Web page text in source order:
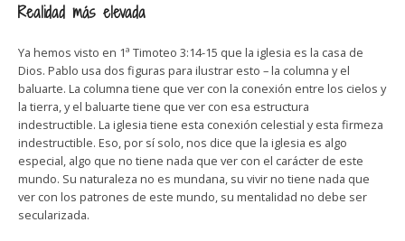
Realidad más elevada
Ya hemos visto en 1ª Timoteo 3:14-15 que la iglesia es la casa de
Dios. Pablo usa dos figuras para ilustrar esto – la columna y el
baluarte. La columna tiene que ver con la conexión entre los cielos y
la tierra, y el baluarte tiene que ver con esa estructura
indestructible. La iglesia tiene esta conexión celestial y esta firmeza
indestructible. Eso, por sí solo, nos dice que la iglesia es algo
especial, algo que no tiene nada que ver con el carácter de este
mundo. Su naturaleza no es mundana, su vivir no tiene nada que
ver con los patrones de este mundo, su mentalidad no debe ser
secularizada.